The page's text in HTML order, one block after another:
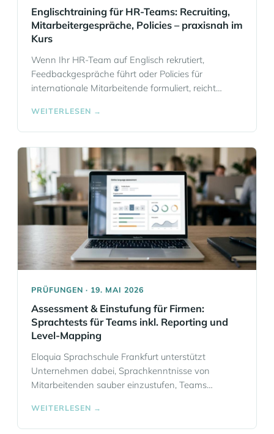
Englischtraining für HR-Teams: Recruiting,
Mitarbeitergespräche, Policies – praxisnah im
Kurs
Wenn Ihr HR-Team auf Englisch rekrutiert,
Feedbackgespräche führt oder Policies für
internationale Mitarbeitende formuliert, reicht
Entscheidend sind klare Formulierungen, die
richtige Tonalität und Sicherheit in sensiblen
Situationen. Eloquia Sprachschule Frankfurt
entwickelt dafür praxisnahe Englischtrainings für
HR-Teams, Fachabteilungen und einzelne HR-
Verantwortliche. Wir verbinden Sprachtraining mit
echten HR-Anwendungsfällen, damit Ihre
Gespräche,… Mehr Informationen
WEITERLESEN →
PRÜFUNGEN · 19. MAI 2026
Assessment & Einstufung für Firmen:
Sprachtests für Teams inkl. Reporting und
Level-Mapping
Eloquia Sprachschule Frankfurt unterstützt
Unternehmen dabei, Sprachkenntnisse von
Mitarbeitenden sauber einzustufen, Teams
realistisches Zielniveau auszurichten. Wenn Sie
internationale Kommunikation im Unternehmen
WEITERLESEN →